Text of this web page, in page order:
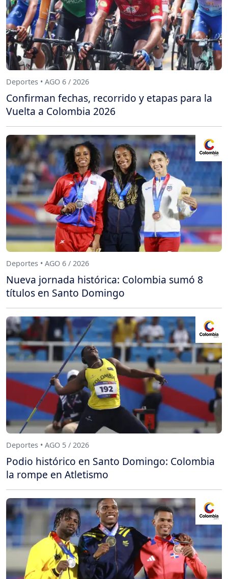
Deportes • AGO 6 / 2026
Confirman fechas, recorrido y etapas para la
Vuelta a Colombia 2026
Deportes • AGO 6 / 2026
Nueva jornada histórica: Colombia sumó 8
títulos en Santo Domingo
Deportes • AGO 5 / 2026
Podio histórico en Santo Domingo: Colombia
la rompe en Atletismo